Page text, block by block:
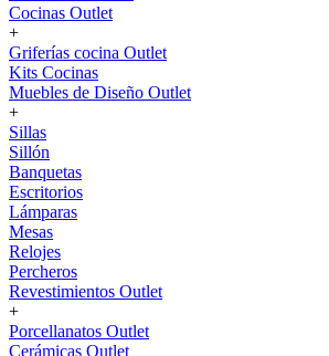
Cocinas Outlet
+
Griferías cocina Outlet
Kits Cocinas
Muebles de Diseño Outlet
+
Sillas
Sillón
Banquetas
Escritorios
Lámparas
Mesas
Relojes
Percheros
Revestimientos Outlet
+
Porcellanatos Outlet
Cerámicas Outlet